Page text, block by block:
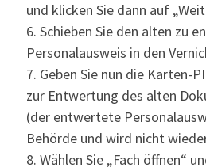
und klicken Sie dann auf
6. Schieben Sie den alten zu
Personalausweis in den
7. Geben Sie nun die Karten-
zur Entwertung des alten
(der entwertete
Behörde und wird nicht
8. Wählen Sie „Fach öffnen“